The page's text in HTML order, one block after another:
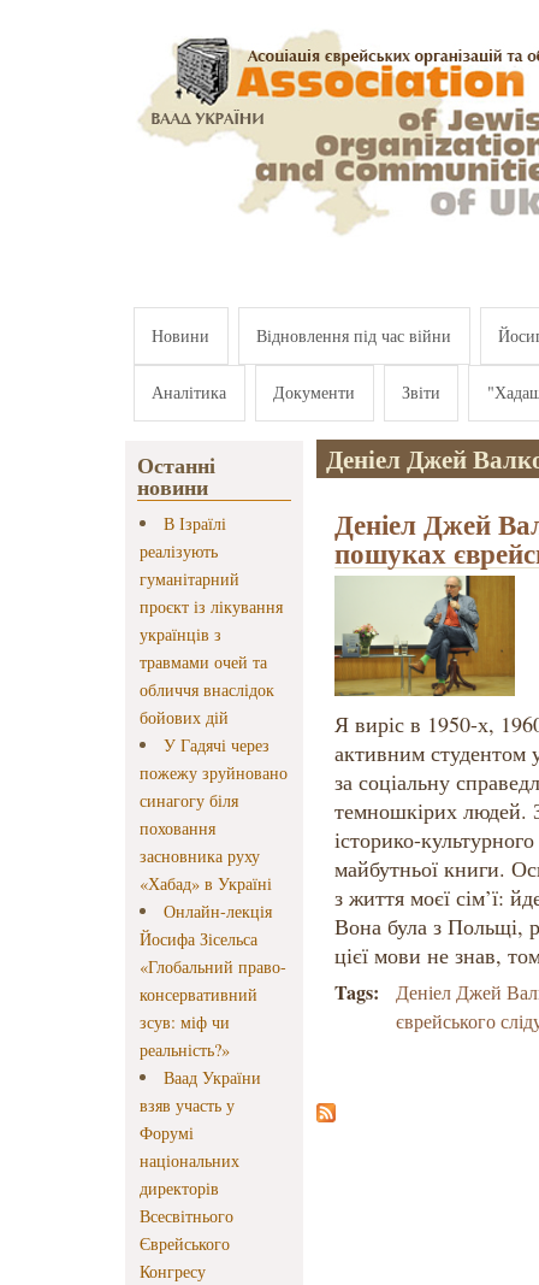
Новини Відновлення під час війни
Аналітика Документи Звіти
Останні
новини
В Ізраїлі
реалізують
гуманітарний
проєкт із лікування
українців з
травмами очей та
обличчя внаслідок
бойових дій
У Гадячі через
пожежу зруйновано
синагогу біля
поховання
засновника руху
«Хабад» в Україні
Онлайн-лекція
Йосифа Зісельса
«Глобальний право-
консервативний
зсув: міф чи
реальність?»
Ваад України
взяв участь у
Форумі
національних
директорів
Всесвітнього
Єврейського
Конгресу
Деніел Джей
Деніел Джей
пошуках
Я виріс в 1950-х,
активним студентом
за соціальну
темношкірих людей.
історико-
майбутньої книги.
з життя моєї сім’ї:
Вона була з Польщі,
цієї мови не знав,
Tags:
Деніел Джей
єврейського